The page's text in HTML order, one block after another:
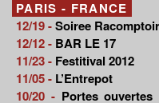
PARIS - FRANCE
12/19 -Soiree
12/12 - BAR LE 17
11/23 - Festitival 2012
11/05 - L’Entrepot
10/20 - Portes